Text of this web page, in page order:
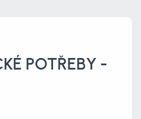
POTŘEBY -